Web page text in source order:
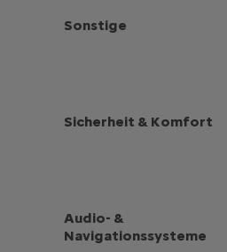
Sonstige
Sicherheit & Komfort
Audio- &
Navigationssysteme